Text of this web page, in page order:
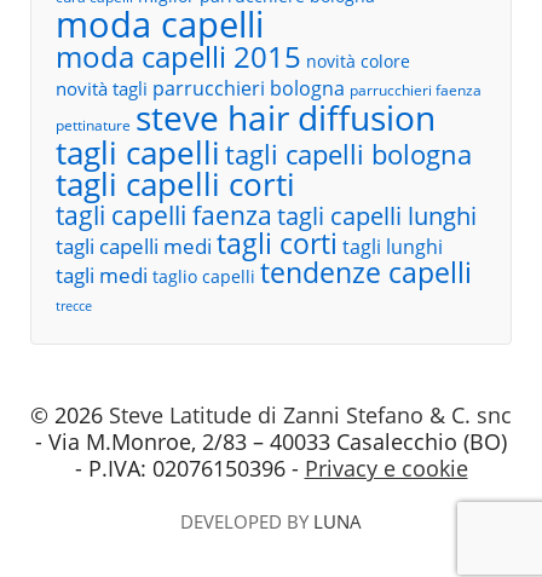
moda capelli
moda capelli 2015 novità colore
novità tagli parrucchieri bologna parrucchieri faenza
pettinature steve hair diffusion
tagli capelli tagli capelli bologna
tagli capelli corti
tagli capelli faenza tagli capelli lunghi
tagli capelli medi tagli corti tagli lunghi
tagli medi taglio capelli tendenze capelli
trecce
© 2026 Steve Latitude di Zanni Stefano & C. snc
- Via M.Monroe, 2/83 – 40033 Casalecchio (BO)
- P.IVA: 02076150396 - Privacy e cookie
DEVELOPED BY LUNA